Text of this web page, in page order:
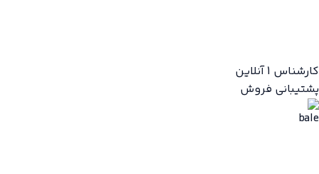
کارشناس 1 آنلاین
پشتیبانی فروش